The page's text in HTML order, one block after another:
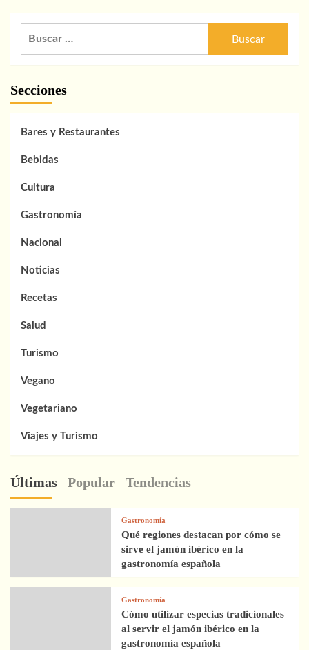
cordero
entradas
Secciones
Bares y Restaurantes
Bebidas
Cultura
Gastronomía
Nacional
Noticias
Recetas
Salud
Turismo
Vegano
Vegetariano
Viajes y Turismo
Últimas Popular Tendencias
Gastronomía
Qué regiones destacan por cómo se
sirve el jamón ibérico en la
gastronomía española
Gastronomía
Cómo utilizar especias tradicionales
al servir el jamón ibérico en la
gastronomía española